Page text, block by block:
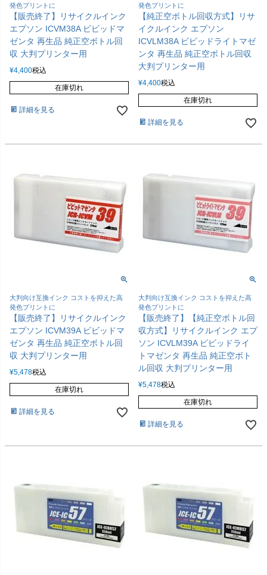
発色プリントに
【販売終了】リサイクルインク
エプソン ICVM38A ビビッドマ
ゼンタ 再生品 純正空ボトル回
収 大判プリンター用
¥4,400税込
在庫切れ
詳細を見る
発色プリントに
【純正空ボトル回収方式】リサ
イクルインク エプソン
ICVLM38A ビビッドライトマゼ
ンタ 再生品 純正空ボトル回収
大判プリンター用
¥4,400税込
在庫切れ
詳細を見る
大判向け互換インク コストを抑えた高
発色プリントに
【販売終了】リサイクルインク
エプソン ICVM39A ビビッドマ
ゼンタ 再生品 純正空ボトル回
収 大判プリンター用
¥5,478税込
在庫切れ
詳細を見る
大判向け互換インク コストを抑えた高
発色プリントに
【販売終了】【純正空ボトル回
収方式】リサイクルインク エプ
ソン ICVLM39A ビビッドライ
トマゼンタ 再生品 純正空ボト
ル回収 大判プリンター用
¥5,478税込
在庫切れ
詳細を見る